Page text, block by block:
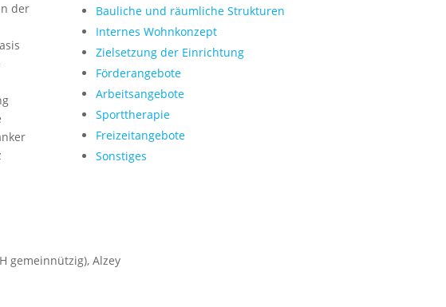
der
Bauliche und räumliche Strukturen
Internes Wohnkonzept
Zielsetzung der Einrichtung
Förderangebote
Arbeitsangebote
Sporttherapie
Freizeitangebote
Sonstiges
gemeinnützig), Alzey